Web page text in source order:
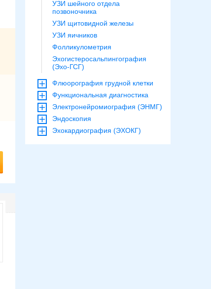
УЗИ шейного отдела
позвоночника
УЗИ щитовидной железы
УЗИ яичников
Фолликулометрия
Эхогистеросальпингография
(Эхо-ГСГ)
Флюорография грудной клетки
Функциональная диагностика
Электронейромиография (ЭНМГ)
Эндоскопия
Эхокардиография (ЭХОКГ)